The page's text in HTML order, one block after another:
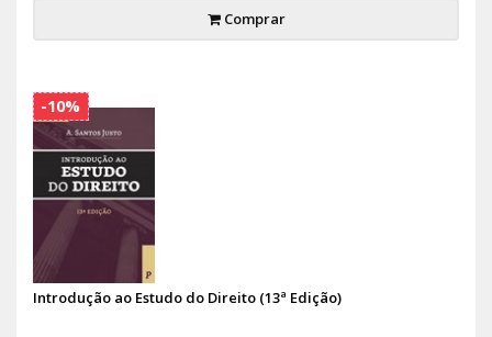
Comprar
Introdução ao Estudo do Direito (13ª Edição)
-10%